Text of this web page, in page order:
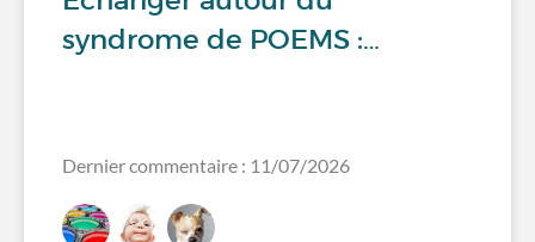
syndrome de POEMS :…
Dernier commentaire : 11/07/2026